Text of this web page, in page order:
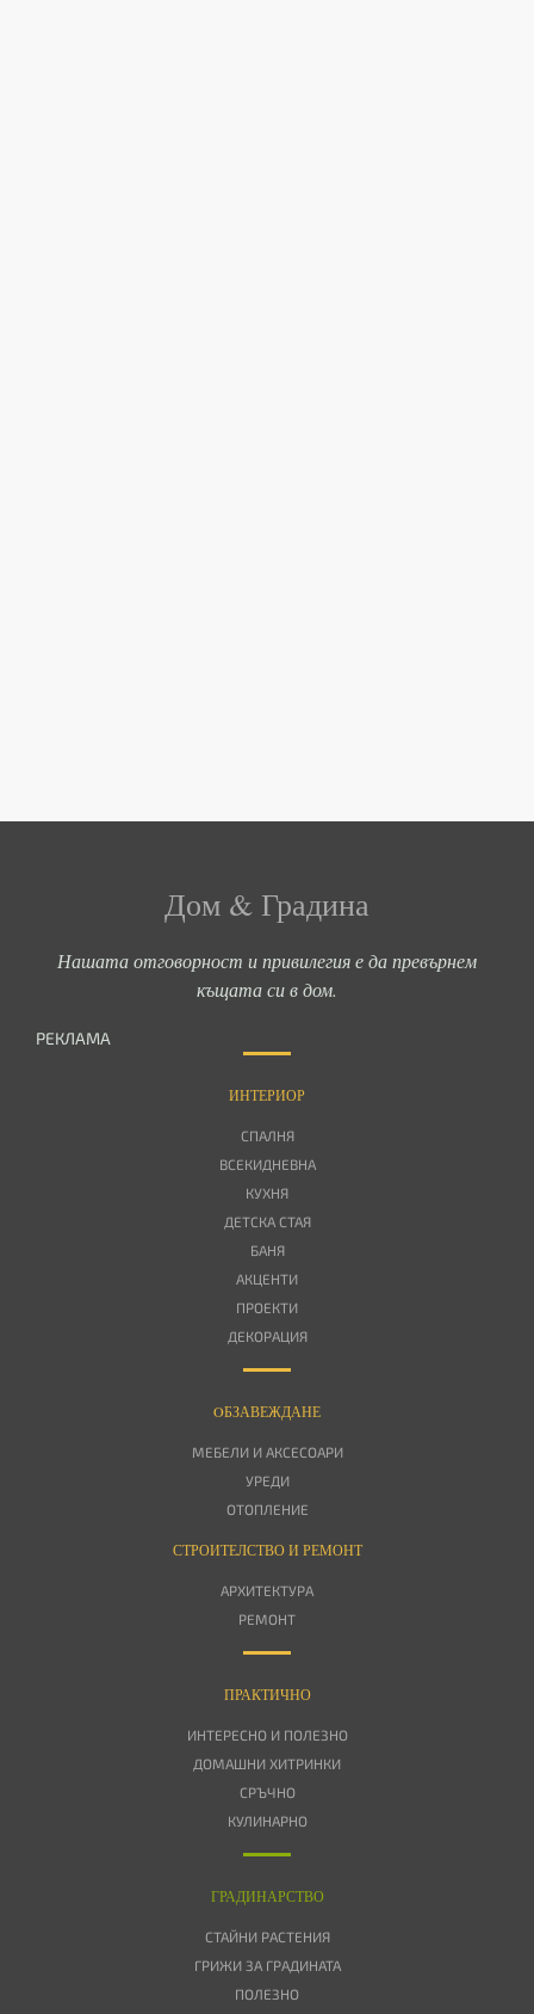
Дом & Градина
Нашата отговорност и привилегия е да превърнем
къщата си в дом.
РЕКЛАМА
ИНТЕРИОР
СПАЛНЯ
ВСЕКИДНЕВНА
КУХНЯ
ДЕТСКА СТАЯ
БАНЯ
АКЦЕНТИ
ПРОЕКТИ
ДЕКОРАЦИЯ
OБЗАВЕЖДАНЕ
МЕБЕЛИ И АКСЕСОАРИ
УРЕДИ
ОТОПЛЕНИЕ
СТРОИТЕЛСТВО И РЕМОНТ
АРХИТЕКТУРА
РЕМОНТ
ПРАКТИЧНО
ИНТЕРЕСНО И ПОЛЕЗНО
ДОМАШНИ ХИТРИНКИ
СРЪЧНО
КУЛИНАРНО
ГРАДИНАРСТВО
СТАЙНИ РАСТЕНИЯ
ГРИЖИ ЗА ГРАДИНАТА
ПОЛЕЗНО